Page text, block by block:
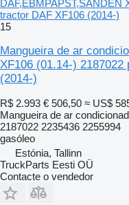
DAF,EBMPAPST,SANDEN
tractor DAF XF106 (2014-)
15
Mangueira de ar
XF106 (01.14-)
(2014-)
R$ 2.993 € 506,50 ≈ US$
Mangueira de ar
2187022 2235436 2255994
gasóleo
Estónia, Tallinn
TruckParts Eesti OÜ
Contacte o vendedor